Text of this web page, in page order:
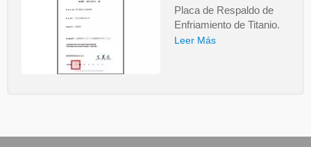
Placa de Respaldo de
Enfriamiento de Titanio.
Leer Más